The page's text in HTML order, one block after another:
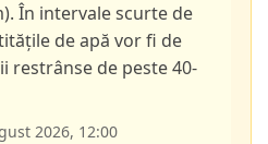
În intervale scurte de
de apă vor fi de
restrânse de peste 40-
2026, 12:00